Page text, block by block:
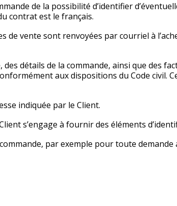
de la possibilité d’identifier
contrat est le français.
de vente sont renvoyées par courriel à
des détails de la commande, ainsi que des
aux dispositions du Code
indiquée par le Client.
s’engage à fournir des éléments
par exemple pour toute